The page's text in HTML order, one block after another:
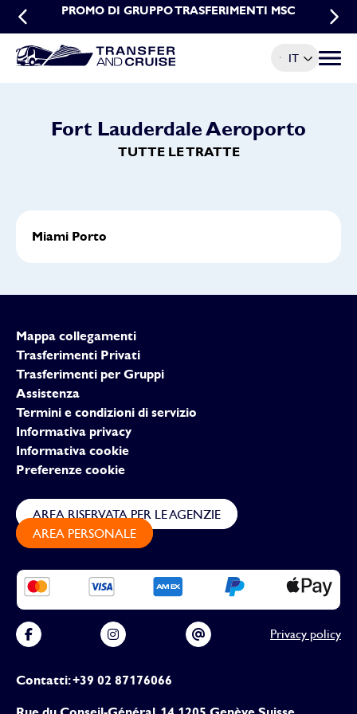
PROMO DI GRUPPO TRASFERIMENTI MSC
PROMO PRENOTAZIONI ANTICIPATE
IT Menu
Fort Lauderdale Aeroporto
TUTTE LE TRATTE
Miami Porto
Mappa collegamenti
Trasferimenti Privati
Trasferimenti per Gruppi
Assistenza
Termini e condizioni di servizio
Informativa privacy
Informativa cookie
Preferenze cookie
Contatti: +39 02 87176066
AREA RISERVATA PER LE AGENZIE
AREA PERSONALE
Privacy policy